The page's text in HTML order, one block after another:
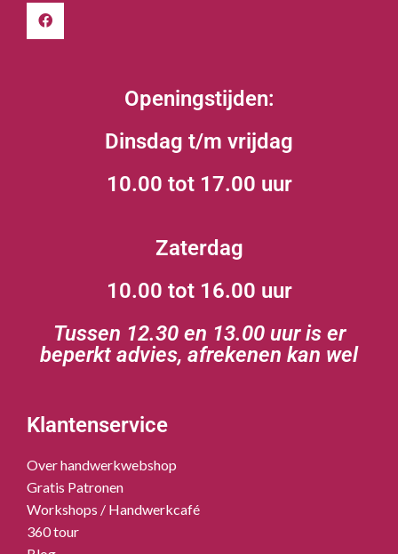
Openingstijden:
Dinsdag t/m vrijdag
10.00 tot 17.00 uur
Zaterdag
10.00 tot 16.00 uur
Tussen 12.30 en 13.00 uur is er
beperkt advies, afrekenen kan wel
Klantenservice
Over handwerkwebshop
Gratis Patronen
Workshops / Handwerkcafé
360 tour